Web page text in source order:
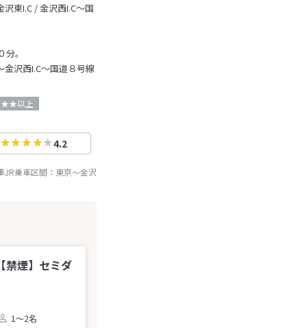
東I.C / 金沢西I.C～国
。
沢西I.C～国道８号線
以上
4.2
JR乗車区間： 東京～金沢
禁煙】セミダ
1～2名